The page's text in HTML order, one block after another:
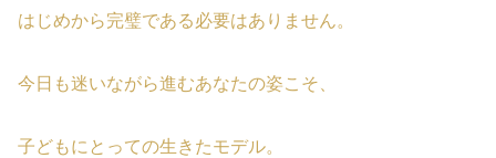
はじめから完璧である必要はありません。
今日も迷いながら進むあなたの姿こそ、
子どもにとっての生きたモデル。